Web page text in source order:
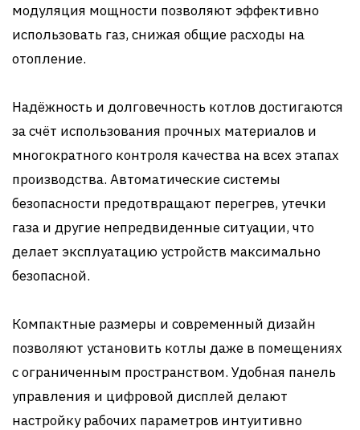
модуляция мощности позволяют эффективно
использовать газ, снижая общие расходы на
отопление.
Надёжность и долговечность котлов достигаются
за счёт использования прочных материалов и
многократного контроля качества на всех этапах
производства. Автоматические системы
безопасности предотвращают перегрев, утечки
газа и другие непредвиденные ситуации, что
делает эксплуатацию устройств максимально
безопасной.
Компактные размеры и современный дизайн
позволяют установить котлы даже в помещениях
с ограниченным пространством. Удобная панель
управления и цифровой дисплей делают
настройку рабочих параметров интуитивно